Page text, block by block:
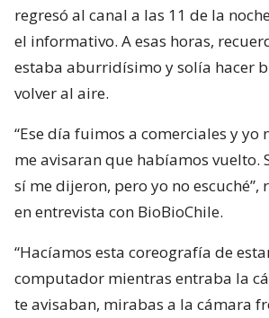
regresó al canal a las 11 de la
el informativo. A esas horas,
estaba aburridísimo y solía hacer
volver al aire.
“Ese día fuimos a comerciales y yo
me avisaran que habíamos vuelto.
sí me dijeron, pero yo no escuché”,
en entrevista con BioBioChile.
“Hacíamos esta coreografía de
computador mientras entraba la
te avisaban, mirabas a la cámara